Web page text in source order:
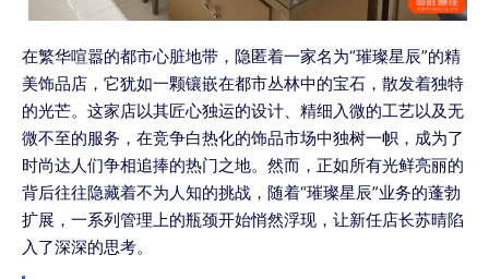
在繁华喧嚣的都市心脏地带，隐匿着一家名为“璀璨星辰”的精
美饰品店，它犹如一颗镶嵌在都市丛林中的宝石，散发着独特
的光芒。这家店以其匠心独运的设计、精细入微的工艺以及无
微不至的服务，在竞争白热化的饰品市场中独树一帜，成为了
时尚达人们争相追捧的热门之地。然而，正如所有光鲜亮丽的
背后往往隐藏着不为人知的挑战，随着“璀璨星辰”业务的蓬勃
扩展，一系列管理上的瓶颈开始悄然浮现，让新任店长苏晴陷
入了深深的思考。